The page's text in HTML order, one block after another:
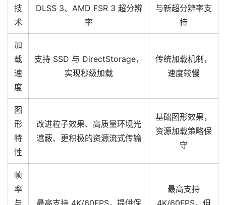
技
术
DLSS 3、AMD FSR 3 超分辨
率
与新超分辨率支
持
加
载
速
度
支持 SSD 与 DirectStorage，
实现秒级加载
传统加载机制，
速度较慢
图
形
特
性
改进粒子效果、高质量环境光
遮蔽、更积极的资源流式传输
基础图形效果，
资源加载策略保
守
帧
率
最高支持